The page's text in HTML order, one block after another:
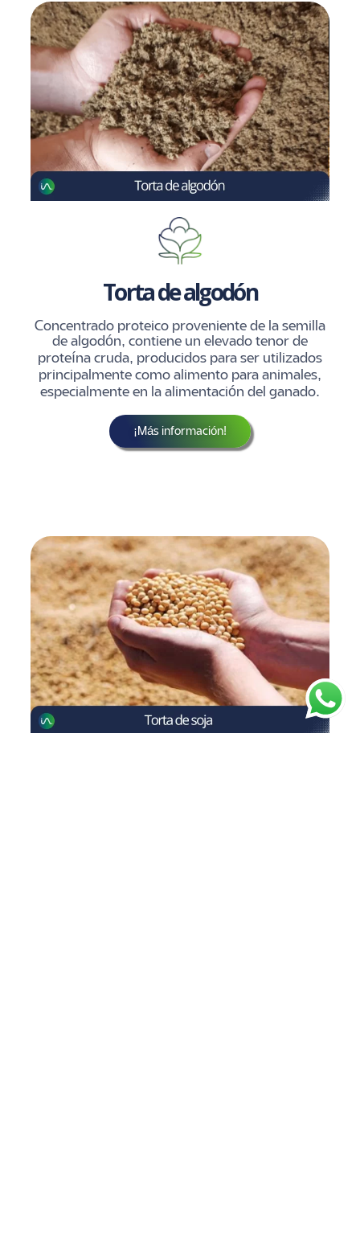
Torta de algodón
Concentrado proteico proveniente de la semilla
de algodón, contiene un elevado tenor de
proteína cruda, producidos para ser utilizados
principalmente como alimento para animales,
especialmente en la alimentación del ganado.
¡Más información!